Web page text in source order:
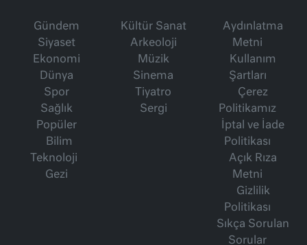
Gündem
Siyaset
Ekonomi
Dünya
Spor
Sağlık
Popüler
Bilim
Teknoloji
Gezi
Kültür Sanat
Arkeoloji
Müzik
Sinema
Tiyatro
Sergi
Aydınlatma
Metni
Kullanım
Şartları
Çerez
Politikamız
İptal ve İade
Politikası
Açık Rıza
Metni
Gizlilik
Politikası
Sıkça Sorulan
Sorular